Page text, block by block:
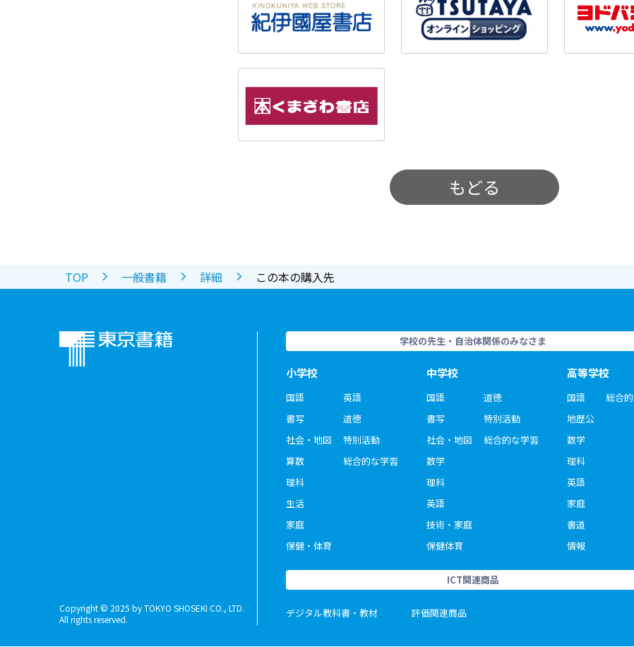
もどる
TOP 一般書籍 詳細 この本の購入先
Copyright © 2025 by TOKYO SHOSEKI CO., LTD.
All rights reserved.
学校の先生・自治体関係のみなさま
小学校
国語
書写
社会・地図
算数
理科
生活
家庭
保健・体育
英語
道徳
特別活動
総合的な学習
中学校
国語
書写
社会・地図
数学
理科
英語
技術・家庭
保健体育
道徳
特別活動
総合的な学習
高等学校
国語
地歴公
数学
理科
英語
家庭
書道
情報
総合
ICT関連商品
デジタル教科書・教材 評価関連商品